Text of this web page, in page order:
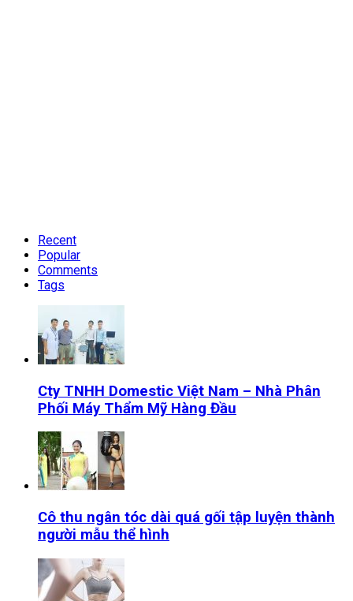
Recent
Popular
Comments
Tags
Cty TNHH Domestic Việt Nam – Nhà Phân
Phối Máy Thẩm Mỹ Hàng Đầu
Cô thu ngân tóc dài quá gối tập luyện thành
người mẫu thể hình